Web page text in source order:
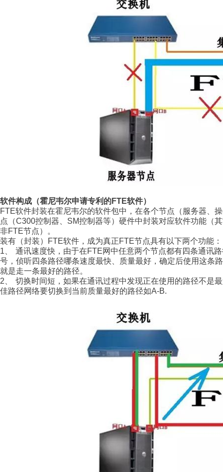
软件构成（霍尼韦尔申请专利的FTE软件）
FTE软件封装在霍尼韦尔的软件包中，在各个节点（服务器、
点（C300控制器、 SM控制器等）硬件中封装对应软件功能（
非FTE节点）。
装有（封装）
FTE软件，成为真正FTE节点具有以下两个功能：
1、
通讯速度快，由于在FTE网中任意两个节点都有四条通讯
号，侦听四条路径哪条速度最快、质量最好，确定后使用这条
就是走一条最好的路径。
2、
切换时间短，如果在通讯过程中发现正在使用的路径不是
佳路径网络要切换到当前质量最好的路径如A-B.